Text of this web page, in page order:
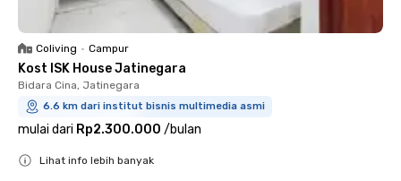
Coliving • Campur
Kost ISK House Jatinegara
Bidara Cina, Jatinegara
6.6 km dari institut bisnis multimedia asmi
mulai dari Rp2.300.000 /bulan
Lihat info lebih banyak